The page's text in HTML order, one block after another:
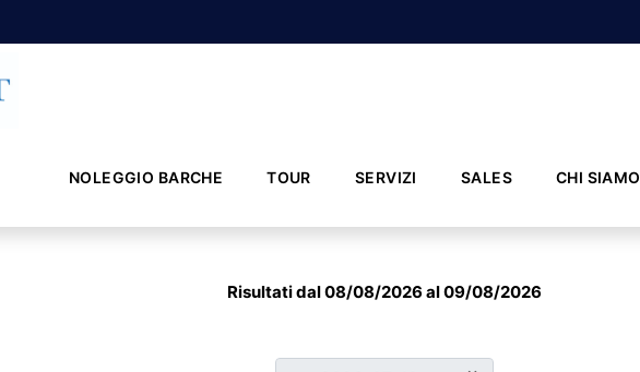
NOLEGGIO BARCHE TOUR SERVIZI SALES CHI SIAMO
Risultati dal 08/08/2026 al 09/08/2026